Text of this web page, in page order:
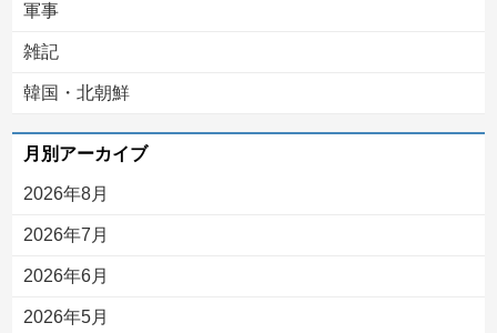
軍事
雑記
韓国・北朝鮮
月別アーカイブ
2026年8月
2026年7月
2026年6月
2026年5月